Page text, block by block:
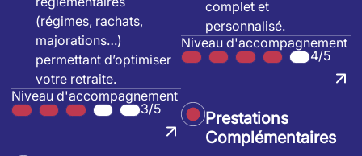
(régimes, rachats,
majorations…)
permettant d’optimiser
votre retraite.
Niveau d'accompagnement
3/5
complet et
personnalisé.
Niveau d'accompagnement
4/5
Prestations
Complémentaires